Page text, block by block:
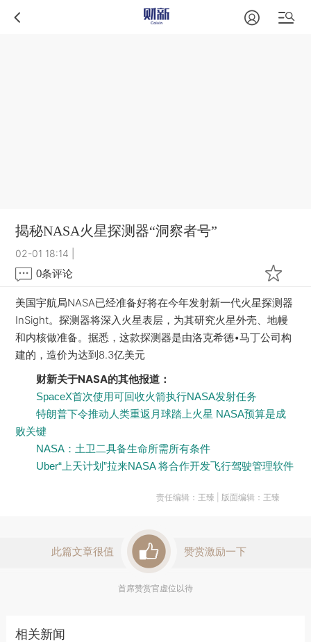
揭秘NASA火星探测器“洞察者号”
02-01 18:14
0条评论
美国宇航局NASA已经准备好将在今年发射新一代火星探测器
InSight。探测器将深入火星表层，为其研究火星外壳、地幔
和内核做准备。据悉，这款探测器是由洛克希德•马丁公司构
建的，造价为达到8.3亿美元
财新关于NASA的其他报道：
SpaceX首次使用可回收火箭执行NASA发射任务
特朗普下令推动人类重返月球踏上火星 NASA预算是成
败关键
NASA：土卫二具备生命所需所有条件
Uber“上天计划”拉来NASA 将合作开发飞行驾驶管理软件
责任编辑：王臻 | 版面编辑：王臻
此篇文章很值 赞赏激励一下
首席赞赏官虚位以待
相关新闻